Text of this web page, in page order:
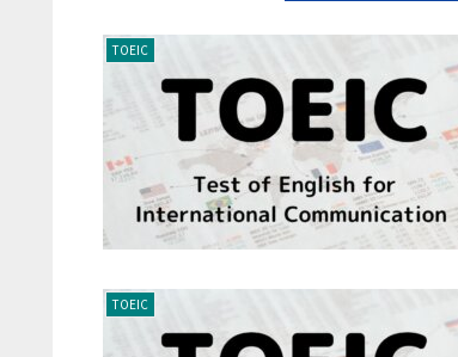
TOEIC
TOEIC